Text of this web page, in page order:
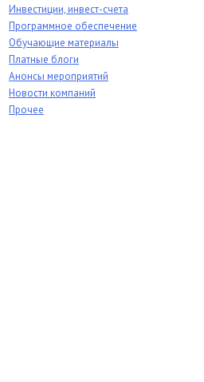
Инвестиции, инвест-счета
Программное обеспечение
Обучающие материалы
Платные блоги
Анонсы мероприятий
Новости компаний
Прочее